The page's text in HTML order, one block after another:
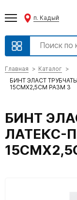
п. Кадый
Главная
Каталог
БИНТ ЭЛАСТ
15СМХ2,5СМ РАЗМ 3
БИНТ
ЛАТЕКС-